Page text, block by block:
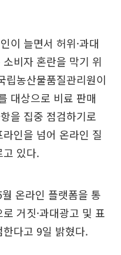
이 늘면서 허위·과대
비자 혼란을 막기 위
립농산물품질관리원이
대상으로 비료 판매
을 집중 점검하기로
인을 넘어 온라인 질
있다.
온라인 플랫폼을 통
거짓·과대광고 및 표
다고 9일 밝혔다.